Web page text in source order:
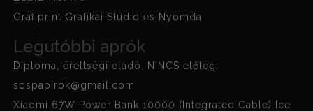
Grafiprint Grafikai Stúdió és Nyomda
Legutóbbi aprók
Diploma, érettségi eladó. NINCS előleg:
sospapirok@gmail.com
Xiaomi 67W Power Bank 10000 (Integrated Cable) Ice